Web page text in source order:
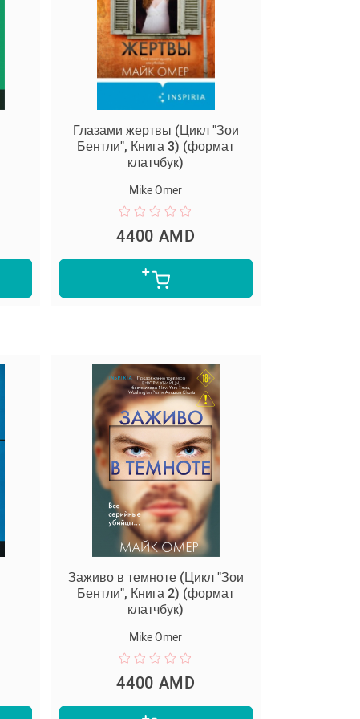
Глазами жертвы (Цикл "Зои
Бентли", Книга 3) (формат
клатчбук)
Mike Omer
4400 AMD
Заживо в темноте (Цикл "Зои
Бентли", Книга 2) (формат
клатчбук)
Mike Omer
4400 AMD